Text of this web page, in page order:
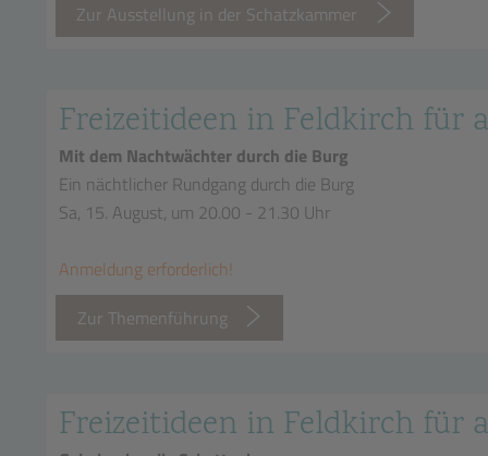
Zur Ausstellung in der Schatzkammer
Freizeitideen in Feldkirch für
Mit dem Nachtwächter durch die Burg
Ein nächtlicher Rundgang durch die Burg
Sa, 15. August, um 20.00 - 21.30 Uhr
Anmeldung erforderlich!
Zur Themenführung
Freizeitideen in Feldkirch für